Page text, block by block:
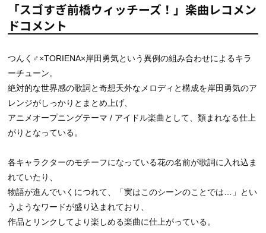
「スゴすぎ前橋ウィッチーズ！」楽曲レコメン
ドコメント
つんく♂×TORIENA×岸田勇気という異例の組み合わせによるキラ
ーチューン。
絶対的な世界感の歌詞と奇想天外なメロディと構成を岸田勇気のア
レンジがしっかりとまとめ上げ、
アニメオープニングテーマ / アイドル楽曲として、類まれなる仕上
がりとなっている。
各キャラクターのモチーフになっている花の名前が歌詞に入れ込ま
れていたり、
物語が進んでいくにつれて、「実はこのシーンのことでは…」とい
うようなワードが盛り込まれており、
作品とリンクしてより楽しめる楽曲に仕上がっている。